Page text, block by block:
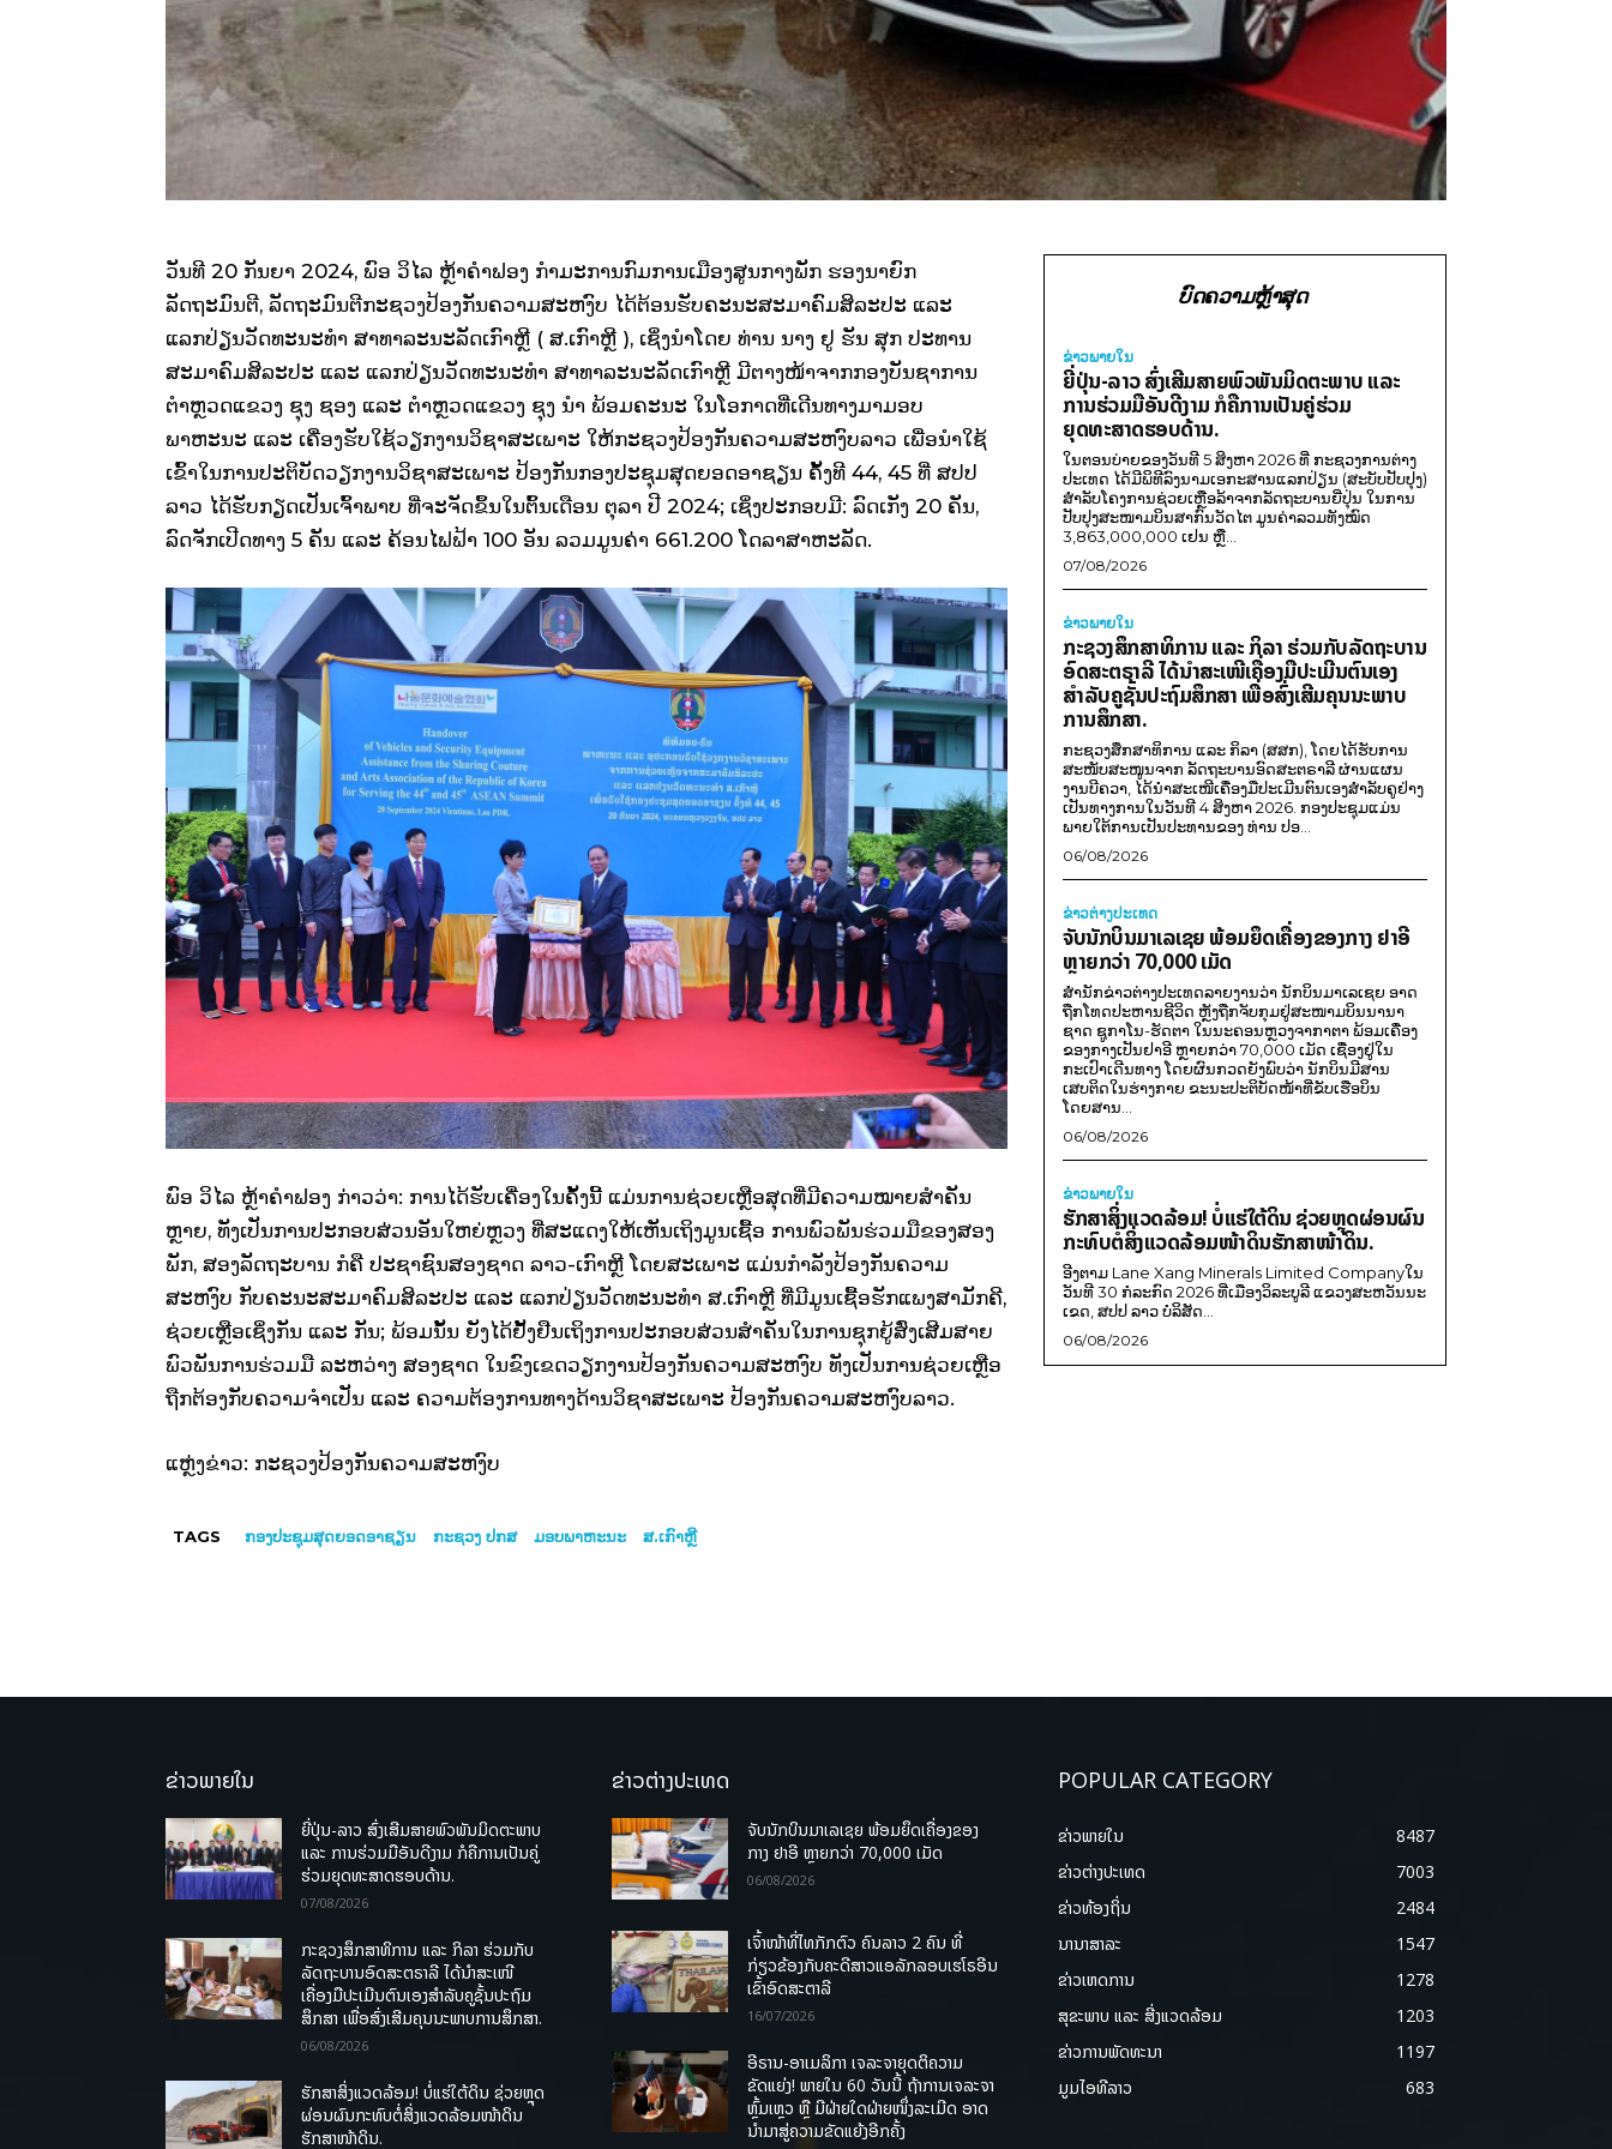
ວັນທີ 20 ກັນຍາ 2024, ພົອ ວິໄລ ຫຼ້າຄຳຟອງ ກຳມະການກົມການເມືອງສູນກາງພັກ ຮອງນາຍົກ
ລັດຖະມົນຕີ, ລັດຖະມົນຕີກະຊວງປ້ອງກັນຄວາມສະຫງົບ ໄດ້ຕ້ອນຮັບຄະນະສະມາຄົມສິລະປະ ແລະ
ແລກປ່ຽນວັດທະນະທຳ ສາທາລະນະລັດເກົາຫຼີ ( ສ.ເກົາຫຼີ ), ເຊິ່ງນຳໂດຍ ທ່ານ ນາງ ຢູ ຮັນ ສຸກ ປະທານ
ສະມາຄົມສິລະປະ ແລະ ແລກປ່ຽນວັດທະນະທຳ ສາທາລະນະລັດເກົາຫຼີ ມີຕາງໜ້າຈາກກອງບັນຊາການ
ຕຳຫຼວດແຂວງ ຊຸງ ຊອງ ແລະ ຕຳຫຼວດແຂວງ ຊຸງ ນໍາ ພ້ອມຄະນະ ໃນໂອກາດທີ່ເດີນທາງມາມອບ
ພາຫະນະ ແລະ ເຄື່ອງຮັບໃຊ້ວຽກງານວິຊາສະເພາະ ໃຫ້ກະຊວງປ້ອງກັນຄວາມສະຫງົບລາວ ເພື່ອນໍາໃຊ້
ເຂົ້າໃນການປະຕິບັດວຽກງານວິຊາສະເພາະ ປ້ອງກັນກອງປະຊຸມສຸດຍອດອາຊຽນ ຄັ້ງທີ 44, 45 ທີ່ ສປປ
ລາວ ໄດ້ຮັບກຽດເປັນເຈົ້າພາບ ທີ່ຈະຈັດຂຶ້ນໃນຕົ້ນເດືອນ ຕຸລາ ປີ 2024; ເຊິ່ງປະກອບມີ: ລົດເກັງ 20 ຄັນ,
ລົດຈັກເປີດທາງ 5 ຄັນ ແລະ ຄ້ອນໄຟຟ້າ 100 ອັນ ລວມມູນຄ່າ 661.200 ໂດລາສາຫະລັດ.
ພົອ ວິໄລ ຫຼ້າຄໍາຟອງ ກ່າວວ່າ: ການໄດ້ຮັບເຄື່ອງໃນຄັ້ງນີ້ ແມ່ນການຊ່ວຍເຫຼືອສຸດທີ່ມີຄວາມໝາຍສໍາຄັນ
ຫຼາຍ, ທັງເປັນການປະກອບສ່ວນອັນໃຫຍ່ຫຼວງ ທີ່ສະແດງໃຫ້ເຫັນເຖິງມູນເຊື້ອ ການພົວພັນຮ່ວມມືຂອງສອງ
ພັກ, ສອງລັດຖະບານ ກໍຄື ປະຊາຊົນສອງຊາດ ລາວ-ເກົາຫຼີ ໂດຍສະເພາະ ແມ່ນກຳລັງປ້ອງກັນຄວາມ
ສະຫງົບ ກັບຄະນະສະມາຄົມສິລະປະ ແລະ ແລກປ່ຽນວັດທະນະທຳ ສ.ເກົາຫຼີ ທີ່ມີມູນເຊື້ອຮັກແພງສາມັກຄີ,
ຊ່ວຍເຫຼືອເຊິ່ງກັນ ແລະ ກັນ; ພ້ອມນັ້ນ ຍັງໄດ້ຢັ້ງຢືນເຖິງການປະກອບສ່ວນສໍາຄັນໃນການຊຸກຍູ້ສົ່ງເສີມສາຍ
ພົວພັນການຮ່ວມມື ລະຫວ່າງ ສອງຊາດ ໃນຂົງເຂດວຽກງານປ້ອງກັນຄວາມສະຫງົບ ທັງເປັນການຊ່ວຍເຫຼືອ
ຖືກຕ້ອງກັບຄວາມຈຳເປັນ ແລະ ຄວາມຕ້ອງການທາງດ້ານວິຊາສະເພາະ ປ້ອງກັນຄວາມສະຫງົບລາວ.
ແຫຼ່ງຂ່າວ: ກະຊວງປ້ອງກັນຄວາມສະຫງົບ
TAGS ກອງປະຊຸມສຸດຍອດອາຊຽນ ກະຊວງ ປກສ ມອບພາຫະນະ ສ.ເກົາຫຼີ
ບົດຄວາມຫຼ້າສຸດ
ຂ່າວພາຍ​ໃນ
ຍີ່ປຸ່ນ-ລາວ ສົ່ງເສີມສາຍພົວພັນມິດຕະພາບ ແລະ
ການຮ່ວມມືອັນດີງາມ ກໍຄືການເປັນຄູ່ຮ່ວມ
ຍຸດທະສາດຮອບດ້ານ.
ໃນຕອນບ່າຍຂອງວັນທີ 5 ສິງຫາ 2026 ທີ່ ກະຊວງການຕ່າງ
ປະເທດ ໄດ້ມີພິທີລົງນາມເອກະສານແລກປ່ຽນ (ສະບັບປັບປຸງ)
ສໍາລັບໂຄງການຊ່ວຍເຫຼືອລ້າຈາກລັດຖະບານຍີ່ປຸ່ນ ໃນການ
ປັບປຸງສະໜາມບິນສາກົນວັດໄຕ ມູນຄ່າລວມທັງໝົດ
3,863,000,000 ເຢນ ຫຼື...
07/08/2026
ຂ່າວພາຍ​ໃນ
ກະຊວງສຶກສາທິການ ແລະ ກິລາ ຮ່ວມກັບລັດຖະບານ
ອົດສະຕຣາລີ ໄດ້ນຳສະເໜີເຄື່ອງມືປະເມີນຕົນເອງ
ສຳລັບຄູຊັ້ນປະຖົມສຶກສາ ເພື່ອສົ່ງເສີມຄຸນນະພາບ
ການສຶກສາ.
ກະຊວງສຶກສາທິການ ແລະ ກິລາ (ສສກ), ໂດຍໄດ້ຮັບການ
ສະໜັບສະໜູນຈາກ ລັດຖະບານອົດສະຕຣາລີ ຜ່ານແຜນ
ງານບີຄວາ, ໄດ້ນຳສະເໜີເຄື່ອງມືປະເມີນຕົນເອງສຳລັບຄູຢ່າງ
ເປັນທາງການໃນວັນທີ 4 ສິງຫາ 2026. ກອງປະຊຸມແມ່ນ
ພາຍໃຕ້ການເປັນປະທານຂອງ ທ່ານ ປອ...
06/08/2026
ຂ່າວຕ່າງປະເທດ
ຈັບນັກບິນມາເລເຊຍ ພ້ອມຍຶດເຄື່ອງຂອງກາງ ຢາອີ
ຫຼາຍກວ່າ 70,000 ເມັດ
ສຳນັກຂ່າວຕ່າງປະເທດລາຍງານວ່າ ນັກບິນມາເລເຊຍ ອາດ
ຖືກໂທດປະຫານຊີວິດ ຫຼັງຖືກຈັບກຸມຢູ່ສະໜາມບິນນານາ
ຊາດ ຊູກາໂນ-ຮັດຕາ ໃນນະຄອນຫຼວງຈາກາຕາ ພ້ອມເຄື່ອງ
ຂອງກາງເປັນຢາອີ ຫຼາຍກວ່າ 70,000 ເມັດ ເຊື່ອງຢູ່ໃນ
ກະເປົາເດີນທາງ ໂດຍຜົນກວດຍັງພົບວ່າ ນັກບິນມີສານ
ເສບຕິດໃນຮ່າງກາຍ ຂະນະປະຕິບັດໜ້າທີ່ຂັບເຮືອບິນ
ໂດຍສານ...
06/08/2026
ຂ່າວພາຍ​ໃນ
ຮັກສາສິ່ງແວດລ້ອມ! ບໍ່ແຮ່ໃຕ້ດິນ ຊ່ວຍຫຼຸດຜ່ອນຜົນ
ກະທົບຕໍ່ສິ່ງແວດລ້ອມໜ້າດິນຮັກສາໜ້າດິນ.
ອີງຕາມ Lane Xang Minerals Limited Companyໃນ
ວັນທີ 30 ກໍລະກົດ 2026 ທີ່ເມືອງວິລະບູລີ ແຂວງສະຫວັນນະ
ເຂດ, ສປປ ລາວ ບໍລິສັດ...
06/08/2026
ຂ່າວພາຍໃນ
ຍີ່ປຸ່ນ-ລາວ ສົ່ງເສີມສາຍພົວພັນມິດຕະພາບ
ແລະ ການຮ່ວມມືອັນດີງາມ ກໍຄືການເປັນຄູ່
ຮ່ວມຍຸດທະສາດຮອບດ້ານ.
07/08/2026
ກະຊວງສຶກສາທິການ ແລະ ກິລາ ຮ່ວມກັບ
ລັດຖະບານອົດສະຕຣາລີ ໄດ້ນຳສະເໜີ
ເຄື່ອງມືປະເມີນຕົນເອງສຳລັບຄູຊັ້ນປະຖົມ
ສຶກສາ ເພື່ອສົ່ງເສີມຄຸນນະພາບການສຶກສາ.
06/08/2026
ຮັກສາສິ່ງແວດລ້ອມ! ບໍ່ແຮ່ໃຕ້ດິນ ຊ່ວຍຫຼຸດ
ຜ່ອນຜົນກະທົບຕໍ່ສິ່ງແວດລ້ອມໜ້າດິນ
ຮັກສາໜ້າດິນ.
ຂ່າວຕ່າງປະເທດ
ຈັບນັກບິນມາເລເຊຍ ພ້ອມຍຶດເຄື່ອງຂອງ
ກາງ ຢາອີ ຫຼາຍກວ່າ 70,000 ເມັດ
06/08/2026
ເຈົ້າໜ້າທີ່ໄທກັກຕົວ ຄົນລາວ 2 ຄົນ ທີ່
ກ່ຽວຂ້ອງກັບຄະດີສາວແອລັກລອບເຮໂຣອີນ
ເຂົ້າອົດສະຕາລີ
16/07/2026
ອີຣານ-ອາເມລິກາ ເຈລະຈາຍຸດຕິຄວາມ
ຂັດແຍ່ງ! ພາຍໃນ 60 ວັນນີ້ ຖ້າການເຈລະຈາ
ຫຼົ້ມເຫຼວ ຫຼື ມີຝ່າຍໃດຝ່າຍໜຶ່ງລະເມີດ ອາດ
ນໍາມາສູ່ຄວາມຂັດແຍ້ງອີກຄັ້ງ
POPULAR CATEGORY
ຂ່າວພາຍ​ໃນ
8487
ຂ່າວຕ່າງປະເທດ
7003
ຂ່າວທ້ອງຖິ່ນ
2484
ນານາສາລະ
1547
ຂ່າວເຫດການ
1278
ສຸຂະພາບ ແລະ ສີ່ງແວດລ້ອມ
1203
ຂ່າວການພັດທະນາ
1197
ມູມໄອທີລາວ
683